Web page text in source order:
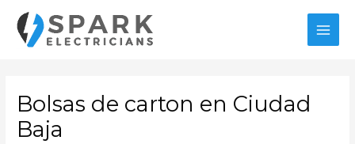
contenido
Bolsas de carton en Ciudad
Baja